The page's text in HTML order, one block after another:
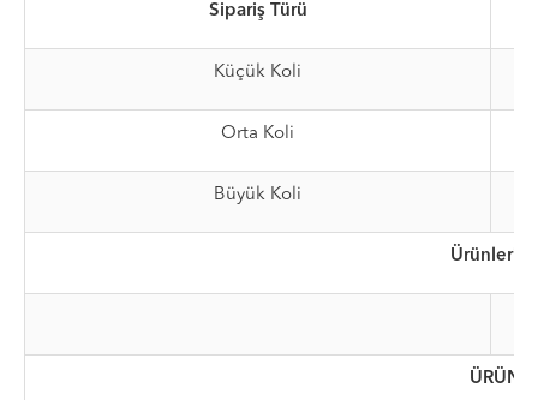
Sipariş Türü
Küçük Koli
Orta Koli
Büyük Koli
ÜRÜN